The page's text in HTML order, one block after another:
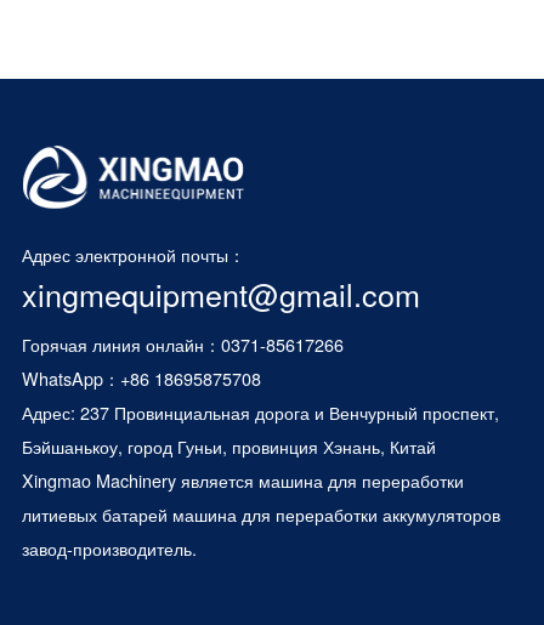
Адрес электронной почты：
xingmequipment@gmail.com
Горячая линия онлайн：0371-85617266
WhatsApp： +86 18695875708
Адрес: 237 Провинциальная дорога и Венчурный проспект,
Бэйшанькоу, город Гуньи, провинция Хэнань, Китай
Xingmao Machinery является машина для переработки
литиевых батарей машина для переработки аккумуляторов
завод-производитель.